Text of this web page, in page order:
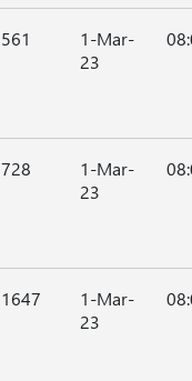
561
1-Mar-
23
728
1-Mar-
23
1647
1-Mar-
23